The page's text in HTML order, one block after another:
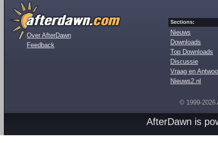
Over AfterDawn
Feedback
Sections:
Nieuws
Downloads
Top Downloads
Discussie
Vraag en
Nieuws2.nl
© 1999-2026
AfterDawn is